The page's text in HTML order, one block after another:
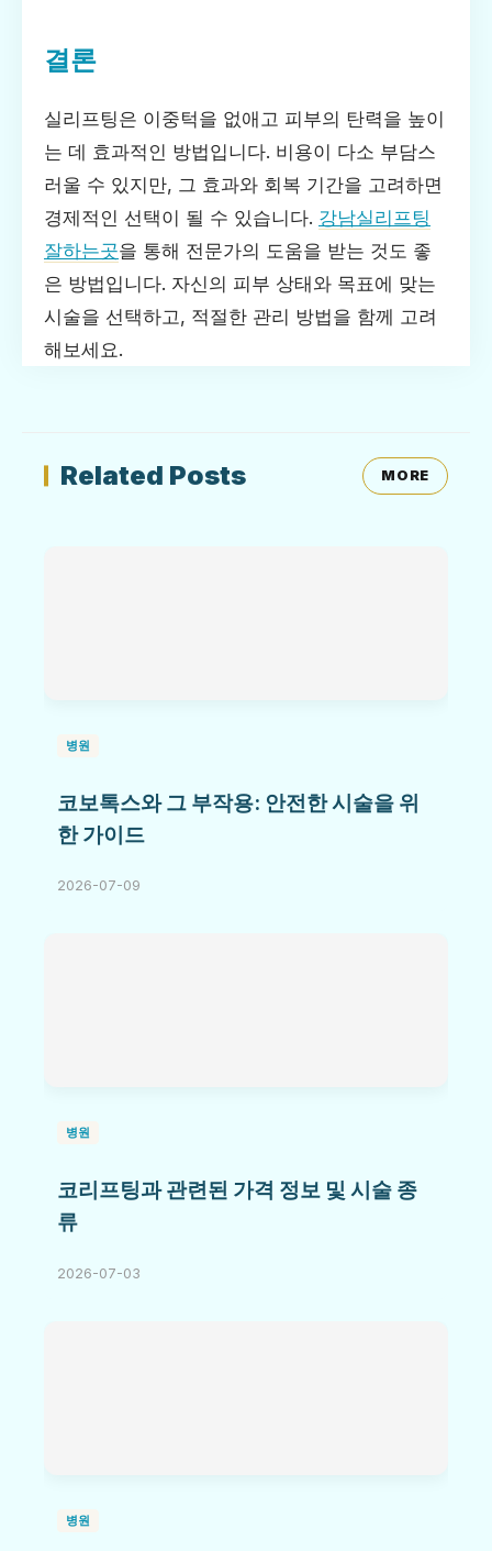
결론
실리프팅은 이중턱을 없애고 피부의 탄력을 높이
는 데 효과적인 방법입니다. 비용이 다소 부담스
러울 수 있지만, 그 효과와 회복 기간을 고려하면
경제적인 선택이 될 수 있습니다. 강남실리프팅
잘하는곳을 통해 전문가의 도움을 받는 것도 좋
은 방법입니다. 자신의 피부 상태와 목표에 맞는
시술을 선택하고, 적절한 관리 방법을 함께 고려
해보세요.
Related Posts MORE
병원
코보톡스와 그 부작용: 안전한 시술을 위
한 가이드
2026-07-09
병원
코리프팅과 관련된 가격 정보 및 시술 종
류
2026-07-03
병원